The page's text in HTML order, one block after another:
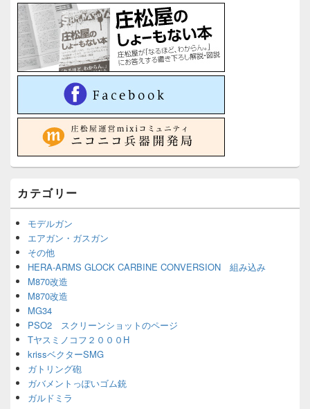
カテゴリー
モデルガン
エアガン・ガスガン
その他
HERA-ARMS GLOCK CARBINE CONVERSION 組み込み
M870改造
M870改造
MG34
PSO2 スクリーンショットのページ
Tヤスミノコフ２０００H
krissベクターSMG
ガトリング砲
ガバメントっぽいゴム銃
ガルドミラ